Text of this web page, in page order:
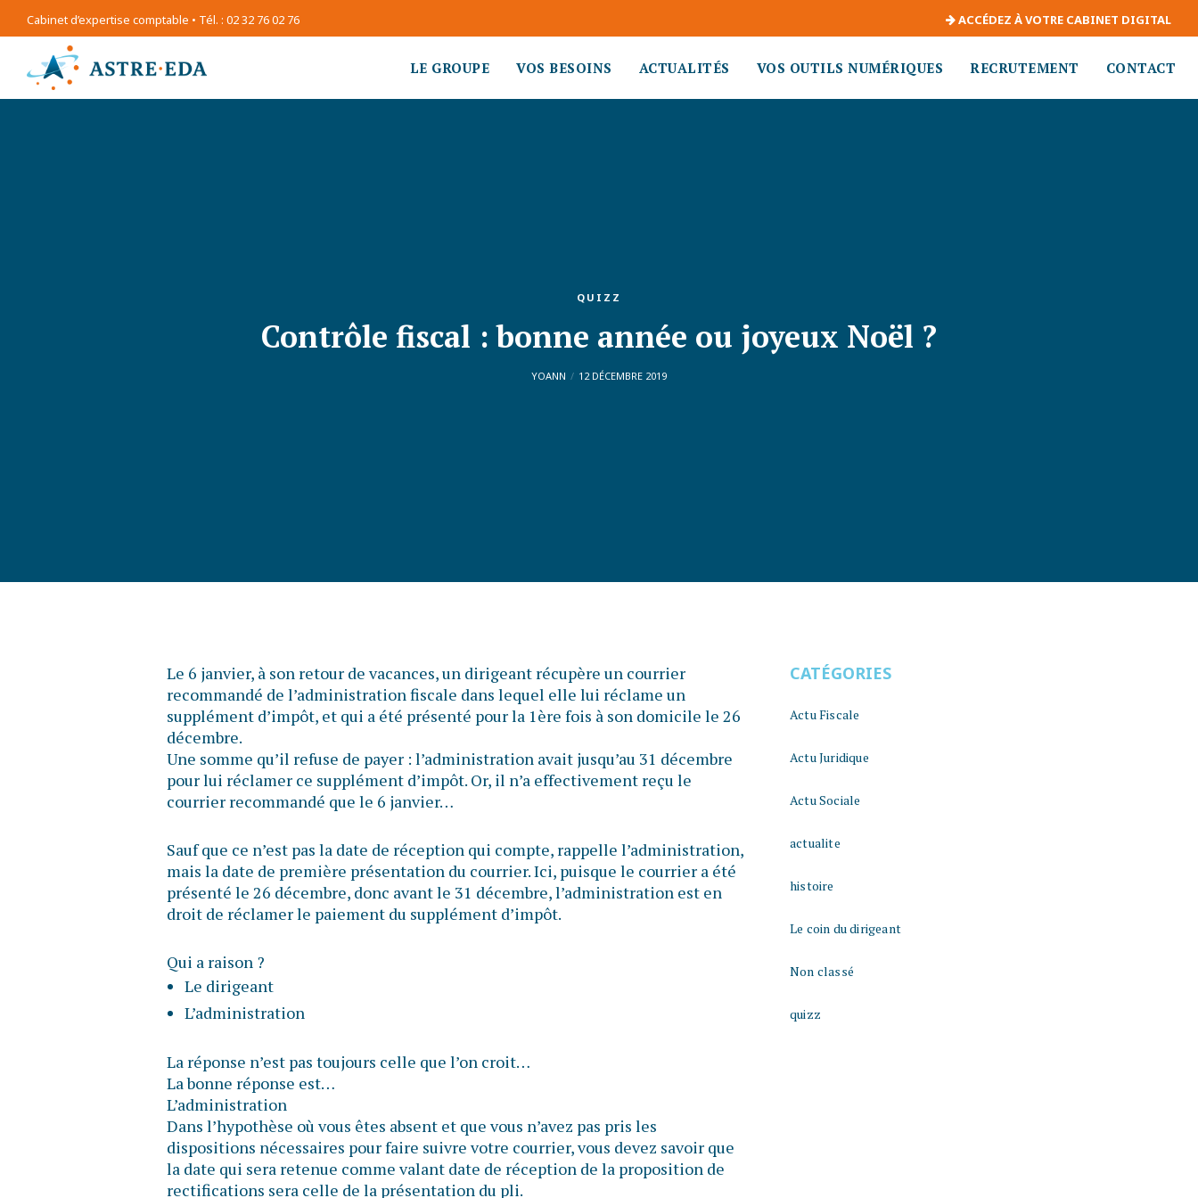
Cabinet d’expertise comptable • Tél. : 02 32 76 02 76 ACCÉDEZ À VOTRE CABINET DIGITAL
LE GROUPE VOS BESOINS ACTUALITÉS VOS OUTILS NUMÉRIQUES RECRUTEMENT CONTACT
QUIZZ
Contrôle fiscal : bonne année ou joyeux Noël ?
YOANN 12 DÉCEMBRE 2019
Le 6 janvier, à son retour de vacances, un dirigeant récupère un courrier
recommandé de l’administration fiscale dans lequel elle lui réclame un
supplément d’impôt, et qui a été présenté pour la 1ère fois à son domicile le 26
décembre.
Une somme qu’il refuse de payer : l’administration avait jusqu’au 31 décembre
pour lui réclamer ce supplément d’impôt. Or, il n’a effectivement reçu le
courrier recommandé que le 6 janvier…
Sauf que ce n’est pas la date de réception qui compte, rappelle l’administration,
mais la date de première présentation du courrier. Ici, puisque le courrier a été
présenté le 26 décembre, donc avant le 31 décembre, l’administration est en
droit de réclamer le paiement du supplément d’impôt.
Qui a raison ?
Le dirigeant
L’administration
La réponse n’est pas toujours celle que l’on croit…
La bonne réponse est…
L’administration
Dans l’hypothèse où vous êtes absent et que vous n’avez pas pris les
dispositions nécessaires pour faire suivre votre courrier, vous devez savoir que
la date qui sera retenue comme valant date de réception de la proposition de
rectifications sera celle de la présentation du pli.
CATÉGORIES
Actu Fiscale
Actu Juridique
Actu Sociale
actualite
histoire
Le coin du dirigeant
Non classé
quizz